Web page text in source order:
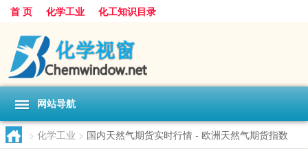
首 页 化学工业 化工知识目录
网站导航
> 化学工业 > 国内天然气期货实时行情 - 欧洲天然气期货指数